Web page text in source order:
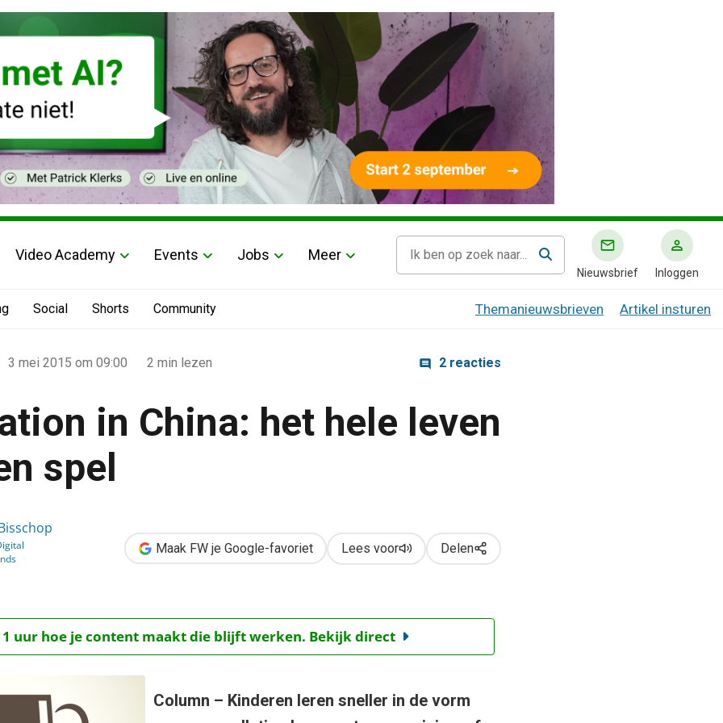
Video Academy Events Jobs Meer
Nieuwsbrief Inloggen
Social Shorts Community Themanieuwsbrieven Artikel insturen
3 mei 2015 om 09:00 2 min lezen 2 reacties
in China: het hele leven
spel
Maak FW je Google-favoriet Lees voor Delen
1 uur hoe je content maakt die blijft werken. Bekijk direct
Column – Kinderen leren sneller in de vorm